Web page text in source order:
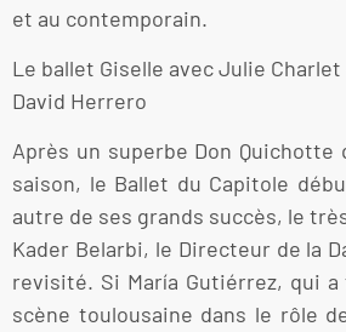
et au contemporain.
Le ballet Giselle avec Julie
David Herrero
Après un superbe Don
saison, le Ballet du Capitole
autre de ses grands succès, le
Kader Belarbi, le Directeur de la
revisité. Si María Gutiérrez, qui
scène toulousaine dans le rôle